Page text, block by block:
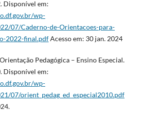
Disponível em:
wp-
07/Caderno-de-Orientacoes-para-
2022-final.pdfAcesso em: 30 jan. 2024
Pedagógica – Ensino Especial.
Disponível em:
wp-
07/orient_pedag_ed_especial2010.pdf